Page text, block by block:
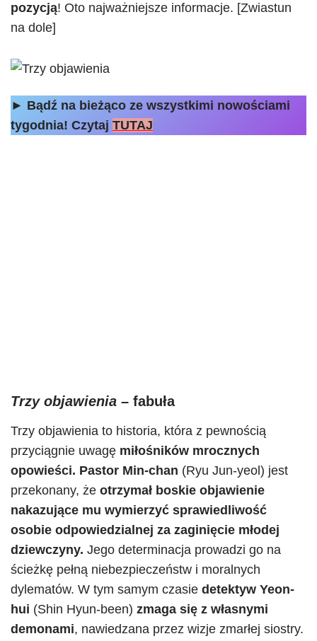
pozycją! Oto najważniejsze informacje. [Zwiastun
na dole]
► Bądź na bieżąco ze wszystkimi nowościami
tygodnia! Czytaj TUTAJ
Trzy objawienia – fabuła
Trzy objawienia to historia, która z pewnością
przyciągnie uwagę miłośników mrocznych
opowieści. Pastor Min-chan (Ryu Jun-yeol) jest
przekonany, że otrzymał boskie objawienie
nakazujące mu wymierzyć sprawiedliwość
osobie odpowiedzialnej za zaginięcie młodej
dziewczyny. Jego determinacja prowadzi go na
ścieżkę pełną niebezpieczeństw i moralnych
dylematów. W tym samym czasie detektyw Yeon-
hui (Shin Hyun-been) zmaga się z własnymi
demonami, nawiedzana przez wizje zmarłej siostry.